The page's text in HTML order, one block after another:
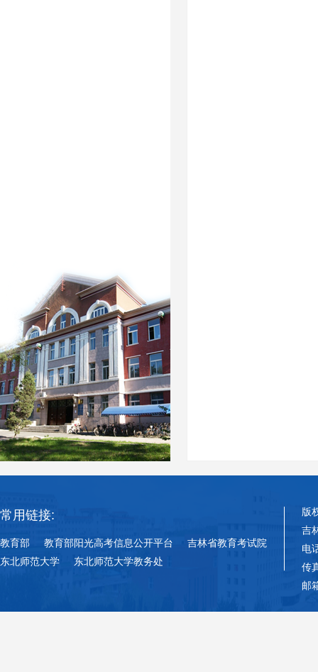
常用链接:
教育部 教育部阳光高考信息公开平台
吉林省教育考试院
东北师范大学
东北师范大学教务处
版
吉
电
传
邮